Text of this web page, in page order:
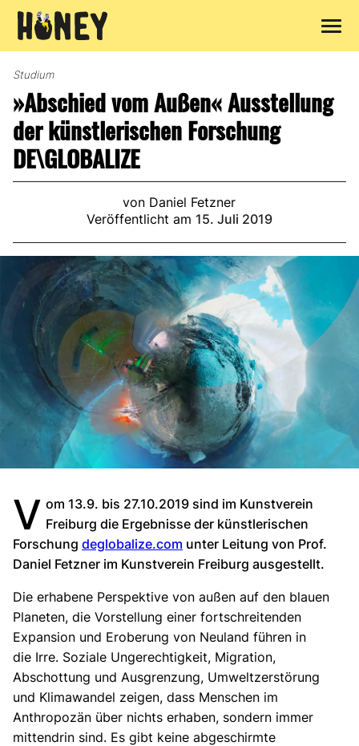
Inhalt
Studium
»Abschied vom Außen« Ausstellung
der künstlerischen Forschung
DE\GLOBALIZE
von Daniel Fetzner
Veröffentlicht am 15. Juli 2019
V om 13.9. bis 27.10.2019 sind im Kunstverein
Freiburg die Ergebnisse der künstlerischen
Forschung deglobalize.com unter Leitung von Prof.
Daniel Fetzner im Kunstverein Freiburg ausgestellt.
Die erhabene Perspektive von außen auf den blauen
Planeten, die Vorstellung einer fortschreitenden
Expansion und Eroberung von Neuland führen in
die Irre. Soziale Ungerechtigkeit, Migration,
Abschottung und Ausgrenzung, Umweltzerstörung
und Klimawandel zeigen, dass Menschen im
Anthropozän über nichts erhaben, sondern immer
mittendrin sind. Es gibt keine abgeschirmte